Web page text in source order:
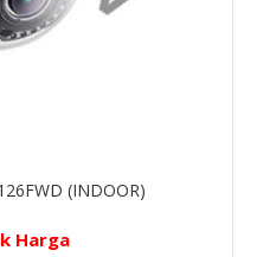
(INDOOR)
Harga